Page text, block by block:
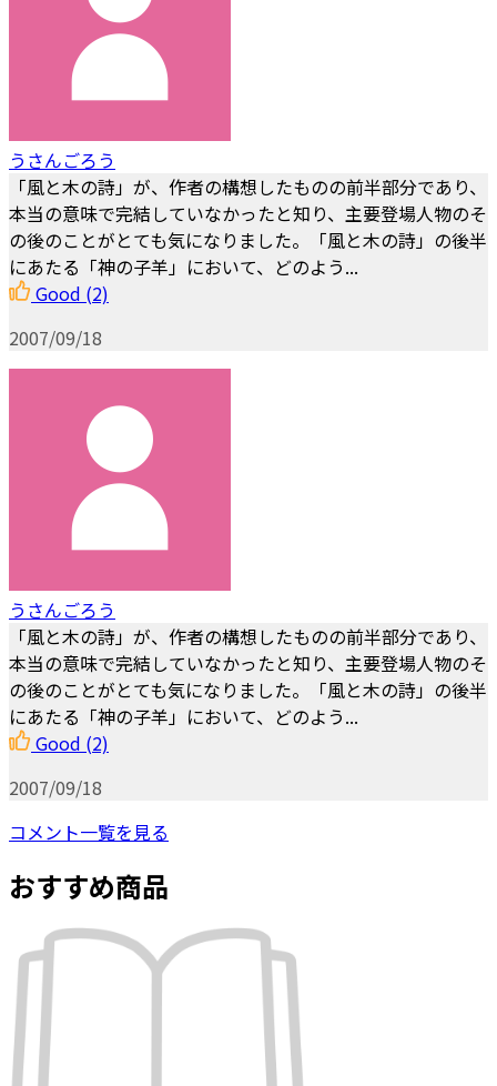
うさんごろう
「風と木の詩」が、作者の構想したものの前半部分であり、
本当の意味で完結していなかったと知り、主要登場人物のそ
の後のことがとても気になりました。「風と木の詩」の後半
にあたる「神の子羊」において、どのよう...
Good (2)
2007/09/18
うさんごろう
「風と木の詩」が、作者の構想したものの前半部分であり、
本当の意味で完結していなかったと知り、主要登場人物のそ
の後のことがとても気になりました。「風と木の詩」の後半
にあたる「神の子羊」において、どのよう...
Good (2)
2007/09/18
コメント一覧を見る
おすすめ商品